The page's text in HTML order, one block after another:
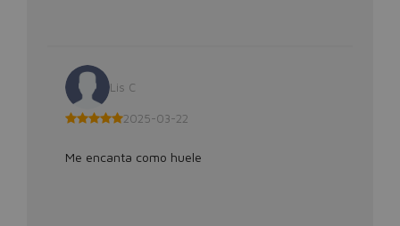
Lis C
2025-03-22
Me encanta como huele